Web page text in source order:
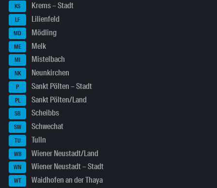
KS Krems – Stadt
LF Lilienfeld
MD Mödling
ME Melk
MI Mistelbach
NK Neunkirchen
P Sankt Pölten – Stadt
PL Sankt Pölten/Land
SB Scheibbs
SW Schwechat
TU Tulln
WB Wiener Neustadt/Land
WN Wiener Neustadt – Stadt
WT Waidhofen an der Thaya